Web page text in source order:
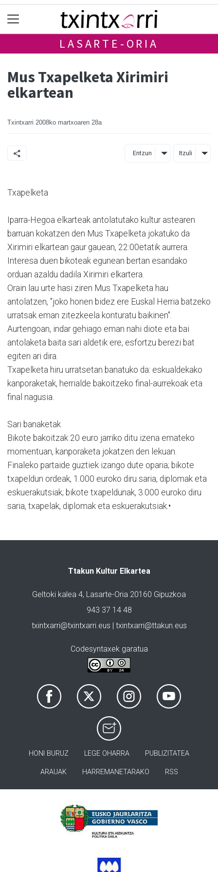
LASARTE-ORIA
Mus Txapelketa Xirimiri
elkartean
Txintxarri 2008ko martxoaren 28a
Entzun Itzuli
Txapelketa
Iparra-Hegoa elkarteak antolatutako kultur astearen
barruan kokatzen den Mus Txapelketa jokatuko da
Xirimiri elkartean gaur gauean, 22:00etatik aurrera.
Interesa duen bikoteak egunean bertan esandako
orduan azaldu dadila Xirimiri elkartera.
Orain lau urte hasi ziren Mus Txapelketa hau
antolatzen, "joko honen bidez ere Euskal Herria batzeko
urratsak eman zitezkeela konturatu baikinen".
Aurtengoan, indar gehiago eman nahi diote eta bai
antolaketa baita sari aldetik ere, esfortzu berezi bat
egiten ari dira.
Txapelketa hiru urratsetan banatuko da: eskualdekako
kanporaketak, herrialde bakoitzeko final-aurrekoak eta
final nagusia.
Sari banaketak
Bikote bakoitzak 20 euro jarriko ditu izena emateko
momentuan, kanporaketa jokatzen den lekuan.
Finaleko partaide guztiek izango dute oparia; bikote
txapeldun ordeak, 1.000 euroko diru saria, diplomak eta
eskuerakutsiak; bikote txapeldunak, 3.000 euroko diru
saria, txapelak, diplomak eta eskuerakutsiak.•
Ttakun Kultur Elkartea
Geltoki kalea 4, Lasarte-Oria 20160 Gipuzkoa
943 37 14 48
txintxarri@txintxarri.eus | txintxarri@ttakun.eus
Codesyntaxek garatua
HONI BURUZ LEGE OHARRA PUBLIZITATEA
ARAUAK HARREMANETARAKO RSS